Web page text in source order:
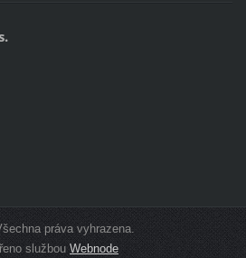
práva vyhrazena.
službou Webnode